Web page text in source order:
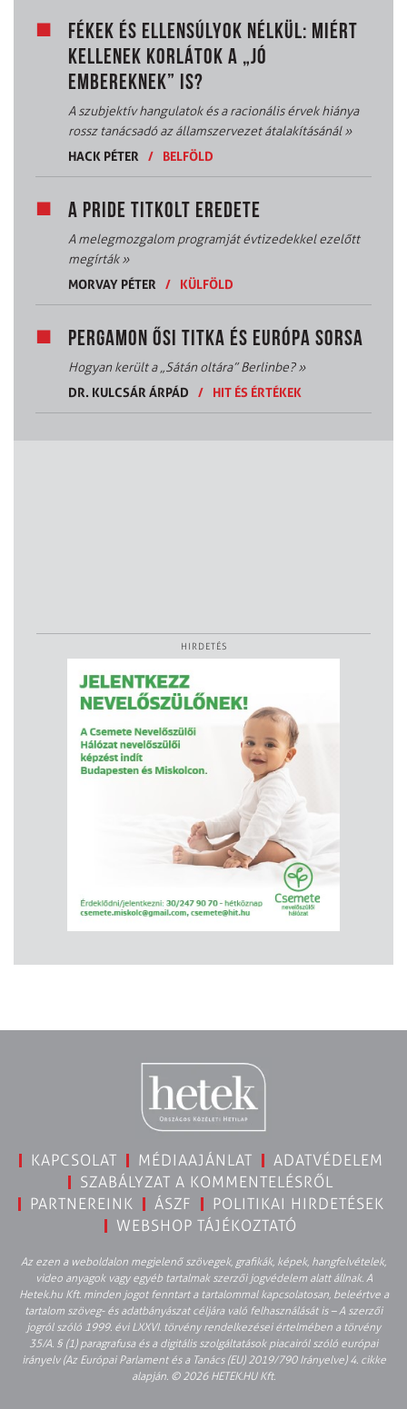
FÉKEK ÉS ELLENSÚLYOK NÉLKÜL: MIÉRT
KELLENEK KORLÁTOK A „JÓ
EMBEREKNEK” IS?
A szubjektív hangulatok és a racionális érvek hiánya
rossz tanácsadó az államszervezet átalakításánál»
HACK PÉTER
/ BELFÖLD
A PRIDE TITKOLT EREDETE
A melegmozgalom programját évtizedekkel ezelőtt
megírták»
MORVAY PÉTER
/ KÜLFÖLD
PERGAMON ŐSI TITKA ÉS EURÓPA SORSA
Hogyan került a „Sátán oltára” Berlinbe?»
DR. KULCSÁR ÁRPÁD
/ HIT ÉS ÉRTÉKEK
HIRDETÉS
KAPCSOLAT MÉDIAAJÁNLAT
ADATVÉDELEM
SZABÁLYZAT A KOMMENTELÉSRŐL
PARTNEREINK
ÁSZF
POLITIKAI HIRDETÉSEK
WEBSHOP TÁJÉKOZTATÓ
Az ezen a weboldalon megjelenő szövegek, grafikák, képek, hangfelvételek,
video anyagok vagy egyéb tartalmak szerzői jogvédelem alatt állnak. A
Hetek.hu Kft. minden jogot fenntart a tartalommal kapcsolatosan, beleértve a
tartalom szöveg- és adatbányászat céljára való felhasználását is – A szerzői
jogról szóló 1999. évi LXXVI. törvény rendelkezései értelmében a törvény
35/A. § (1) paragrafusa és a digitális szolgáltatások piacairól szóló európai
irányelv (Az Európai Parlament és a Tanács (EU) 2019/790 Irányelve) 4. cikke
alapján. © 2026 HETEK.HU Kft.